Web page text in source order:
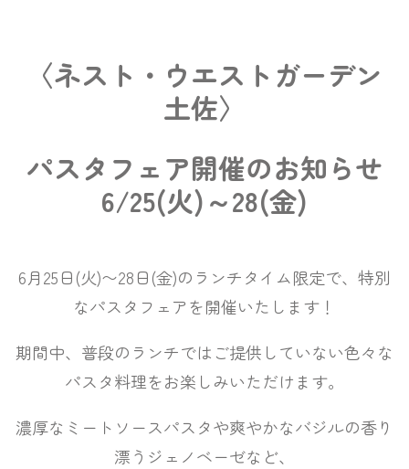
〈ネスト・ウエストガーデン
土佐〉
パスタフェア開催のお知らせ
6/25(火)～28(金)
6月25日(火)〜28日(金)のランチタイム限定で、特別
なパスタフェアを開催いたします！
期間中、普段のランチではご提供していない色々な
パスタ料理をお楽しみいただけます。
濃厚なミートソースパスタや爽やかなバジルの香り
漂うジェノベーゼなど、